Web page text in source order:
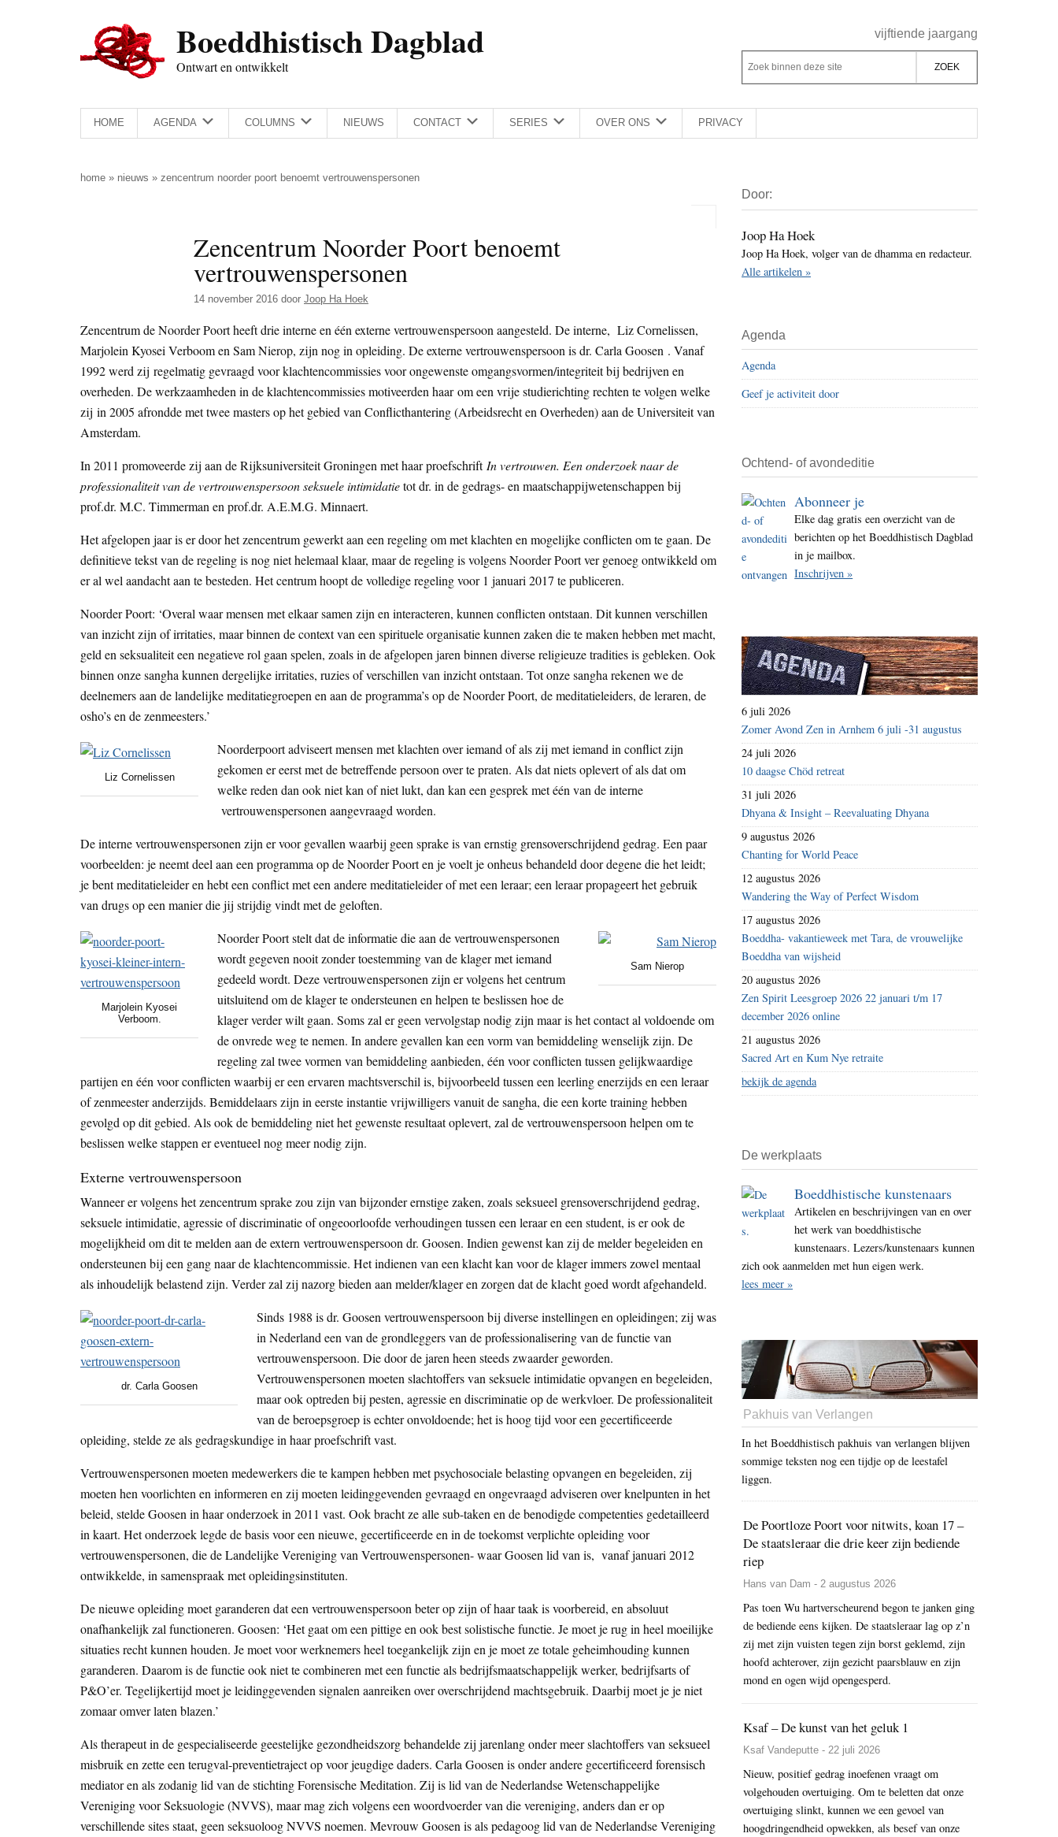
Boeddhistisch Dagblad
Ontwart en ontwikkelt
Rechts
vijftiende jaargang
Z
o
e
k
d
e
z
e
s
t
e
Z
o
k
b
n
n
d
e
s
i
t
e
HOME AGENDA COLUMNS NIEUWS CONTACT SERIES OVER ONS PRIVACY
home » nieuws » zencentrum noorder poort benoemt vertrouwenspersonen
Zencentrum Noorder Poort benoemt
vertrouwenspersonen
14 november 2016 door Joop Ha Hoek
Zencentrum de Noorder Poort heeft drie interne en één externe vertrouwenspersoon aangesteld. De interne, Liz Cornelissen,
Marjolein Kyosei Verboom en Sam Nierop, zijn nog in opleiding. De externe vertrouwenspersoon is dr. Carla Goosen . Vanaf
1992 werd zij regelmatig gevraagd voor klachtencommissies voor ongewenste omgangsvormen/integriteit bij bedrijven en
overheden. De werkzaamheden in de klachtencommissies motiveerden haar om een vrije studierichting rechten te volgen welke
zij in 2005 afrondde met twee masters op het gebied van Conflicthantering (Arbeidsrecht en Overheden) aan de Universiteit van
Amsterdam.
In 2011 promoveerde zij aan de Rijksuniversiteit Groningen met haar proefschrift In vertrouwen. Een onderzoek naar de
professionaliteit van de vertrouwenspersoon seksuele intimidatietot dr. in de gedrags- en maatschappijwetenschappen bij
prof.dr. M.C. Timmerman en prof.dr. A.E.M.G. Minnaert.
Het afgelopen jaar is er door het zencentrum gewerkt aan een regeling om met klachten en mogelijke conflicten om te gaan. De
definitieve tekst van de regeling is nog niet helemaal klaar, maar de regeling is volgens Noorder Poort ver genoeg ontwikkeld om
er al wel aandacht aan te besteden. Het centrum hoopt de volledige regeling voor 1 januari 2017 te publiceren.
Noorder Poort: ‘Overal waar mensen met elkaar samen zijn en interacteren, kunnen conflicten ontstaan. Dit kunnen verschillen
van inzicht zijn of irritaties, maar binnen de context van een spirituele organisatie kunnen zaken die te maken hebben met macht,
geld en seksualiteit een negatieve rol gaan spelen, zoals in de afgelopen jaren binnen diverse religieuze tradities is gebleken. Ook
binnen onze sangha kunnen dergelijke irritaties, ruzies of verschillen van inzicht ontstaan. Tot onze sangha rekenen we de
deelnemers aan de landelijke meditatiegroepen en aan de programma’s op de Noorder Poort, de meditatieleiders, de leraren, de
osho’s en de zenmeesters.’
Liz Cornelissen
Noorderpoort adviseert mensen met klachten over iemand of als zij met iemand in conflict zijn
gekomen er eerst met de betreffende persoon over te praten. Als dat niets oplevert of als dat om
welke reden dan ook niet kan of niet lukt, dan kan een gesprek met één van de interne
vertrouwenspersonen aangevraagd worden.
De interne vertrouwenspersonen zijn er voor gevallen waarbij geen sprake is van ernstig grensoverschrijdend gedrag. Een paar
voorbeelden: je neemt deel aan een programma op de Noorder Poort en je voelt je onheus behandeld door degene die het leidt;
je bent meditatieleider en hebt een conflict met een andere meditatieleider of met een leraar; een leraar propageert het gebruik
van drugs op een manier die jij strijdig vindt met de geloften.
Sam Nierop
Marjolein Kyosei
Verboom.
Noorder Poort stelt dat de informatie die aan de vertrouwenspersonen
wordt gegeven nooit zonder toestemming van de klager met iemand
gedeeld wordt. Deze vertrouwenspersonen zijn er volgens het centrum
uitsluitend om de klager te ondersteunen en helpen te beslissen hoe de
klager verder wilt gaan. Soms zal er geen vervolgstap nodig zijn maar is het contact al voldoende om
de onvrede weg te nemen. In andere gevallen kan een vorm van bemiddeling wenselijk zijn. De
regeling zal twee vormen van bemiddeling aanbieden, één voor conflicten tussen gelijkwaardige
partijen en één voor conflicten waarbij er een ervaren machtsverschil is, bijvoorbeeld tussen een leerling enerzijds en een leraar
of zenmeester anderzijds. Bemiddelaars zijn in eerste instantie vrijwilligers vanuit de sangha, die een korte training hebben
gevolgd op dit gebied. Als ook de bemiddeling niet het gewenste resultaat oplevert, zal de vertrouwenspersoon helpen om te
beslissen welke stappen er eventueel nog meer nodig zijn.
Externe vertrouwenspersoon
Wanneer er volgens het zencentrum sprake zou zijn van bijzonder ernstige zaken, zoals seksueel grensoverschrijdend gedrag,
seksuele intimidatie, agressie of discriminatie of ongeoorloofde verhoudingen tussen een leraar en een student, is er ook de
mogelijkheid om dit te melden aan de extern vertrouwenspersoon dr. Goosen. Indien gewenst kan zij de melder begeleiden en
ondersteunen bij een gang naar de klachtencommissie. Het indienen van een klacht kan voor de klager immers zowel mentaal
als inhoudelijk belastend zijn. Verder zal zij nazorg bieden aan melder/klager en zorgen dat de klacht goed wordt afgehandeld.
dr. Carla Goosen
Sinds 1988 is dr. Goosen vertrouwenspersoon bij diverse instellingen en opleidingen; zij was
in Nederland een van de grondleggers van de professionalisering van de functie van
vertrouwenspersoon. Die door de jaren heen steeds zwaarder geworden.
Vertrouwenspersonen moeten slachtoffers van seksuele intimidatie opvangen en begeleiden,
maar ook optreden bij pesten, agressie en discriminatie op de werkvloer. De professionaliteit
van de beroepsgroep is echter onvoldoende; het is hoog tijd voor een gecertificeerde
opleiding, stelde ze als gedragskundige in haar proefschrift vast.
Vertrouwenspersonen moeten medewerkers die te kampen hebben met psychosociale belasting opvangen en begeleiden, zij
moeten hen voorlichten en informeren en zij moeten leidinggevenden gevraagd en ongevraagd adviseren over knelpunten in het
beleid, stelde Goosen in haar onderzoek in 2011 vast. Ook bracht ze alle sub-taken en de benodigde competenties gedetailleerd
in kaart. Het onderzoek legde de basis voor een nieuwe, gecertificeerde en in de toekomst verplichte opleiding voor
vertrouwenspersonen, die de Landelijke Vereniging van Vertrouwenspersonen- waar Goosen lid van is, vanaf januari 2012
ontwikkelde, in samenspraak met opleidingsinstituten.
De nieuwe opleiding moet garanderen dat een vertrouwenspersoon beter op zijn of haar taak is voorbereid, en absoluut
onafhankelijk zal functioneren. Goosen: ‘Het gaat om een pittige en ook best solistische functie. Je moet je rug in heel moeilijke
situaties recht kunnen houden. Je moet voor werknemers heel toegankelijk zijn en je moet ze totale geheimhouding kunnen
garanderen. Daarom is de functie ook niet te combineren met een functie als bedrijfsmaatschappelijk werker, bedrijfsarts of
P&O’er. Tegelijkertijd moet je leidinggevenden signalen aanreiken over overschrijdend machtsgebruik. Daarbij moet je je niet
zomaar omver laten blazen.’
Als therapeut in de gespecialiseerde geestelijke gezondheidszorg behandelde zij jarenlang onder meer slachtoffers van seksueel
misbruik en zette een terugval-preventietraject op voor jeugdige daders. Carla Goosen is onder andere gecertificeerd forensisch
mediator en als zodanig lid van de stichting Forensische Meditation. Zij is lid van de Nederlandse Wetenschappelijke
Vereniging voor Seksuologie (NVVS), maar mag zich volgens een woordvoerder van die vereniging, anders dan er op
verschillende sites staat, geen seksuoloog NVVS noemen. Mevrouw Goosen is als pedagoog lid van de Nederlandse Vereniging
Sidebar
Door:
Joop Ha Hoek
Joop Ha Hoek, volger van de dhamma en redacteur.
Alle artikelen »
Agenda
Agenda
Geef je activiteit door
Ochtend- of avondeditie
Abonneer je
Elke dag gratis een overzicht van de
berichten op het Boeddhistisch Dagblad
in je mailbox.
Inschrijven »
6 juli 2026
Zomer Avond Zen in Arnhem 6 juli -31 augustus
24 juli 2026
10 daagse Chöd retreat
31 juli 2026
Dhyana & Insight – Reevaluating Dhyana
9 augustus 2026
Chanting for World Peace
12 augustus 2026
Wandering the Way of Perfect Wisdom
17 augustus 2026
Boeddha- vakantieweek met Tara, de vrouwelijke
Boeddha van wijsheid
20 augustus 2026
Zen Spirit Leesgroep 2026 22 januari t/m 17
december 2026 online
21 augustus 2026
Sacred Art en Kum Nye retraite
bekijk de agenda
De werkplaats
Boeddhistische kunstenaars
Artikelen en beschrijvingen van en over
het werk van boeddhistische
kunstenaars. Lezers/kunstenaars kunnen
zich ook aanmelden met hun eigen werk.
lees meer »
Pakhuis van Verlangen
In het Boeddhistisch pakhuis van verlangen blijven
sommige teksten nog een tijdje op de leestafel
liggen.
De Poortloze Poort voor nitwits, koan 17 –
De staatsleraar die drie keer zijn bediende
riep
Hans van Dam - 2 augustus 2026
Pas toen Wu hartverscheurend begon te janken ging
de bediende eens kijken. De staatsleraar lag op z’n
zij met zijn vuisten tegen zijn borst geklemd, zijn
hoofd achterover, zijn gezicht paarsblauw en zijn
mond en ogen wijd opengesperd.
Ksaf – De kunst van het geluk 1
Ksaf Vandeputte - 22 juli 2026
Nieuw, positief gedrag inoefenen vraagt om
volgehouden overtuiging. Om te beletten dat onze
overtuiging slinkt, kunnen we een gevoel van
hoogdringendheid opwekken, als besef van onze